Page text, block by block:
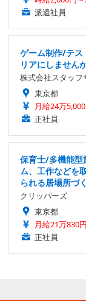
派遣社員
ゲーム制作/テス
リアにしません
株式会社スタッフ
東京都
月給24万
正社員
保育士/多機能
ム、工作などを
られる居場所づ
クリッパーズ
東京都
月給21万830
正社員